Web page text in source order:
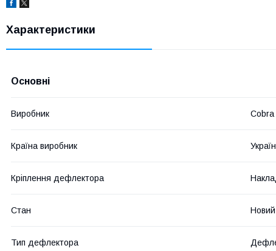
Характеристики
Основні
Виробник Cobra
Країна виробник
Кріплення дефлектора
Стан Новий
Тип дефлектора